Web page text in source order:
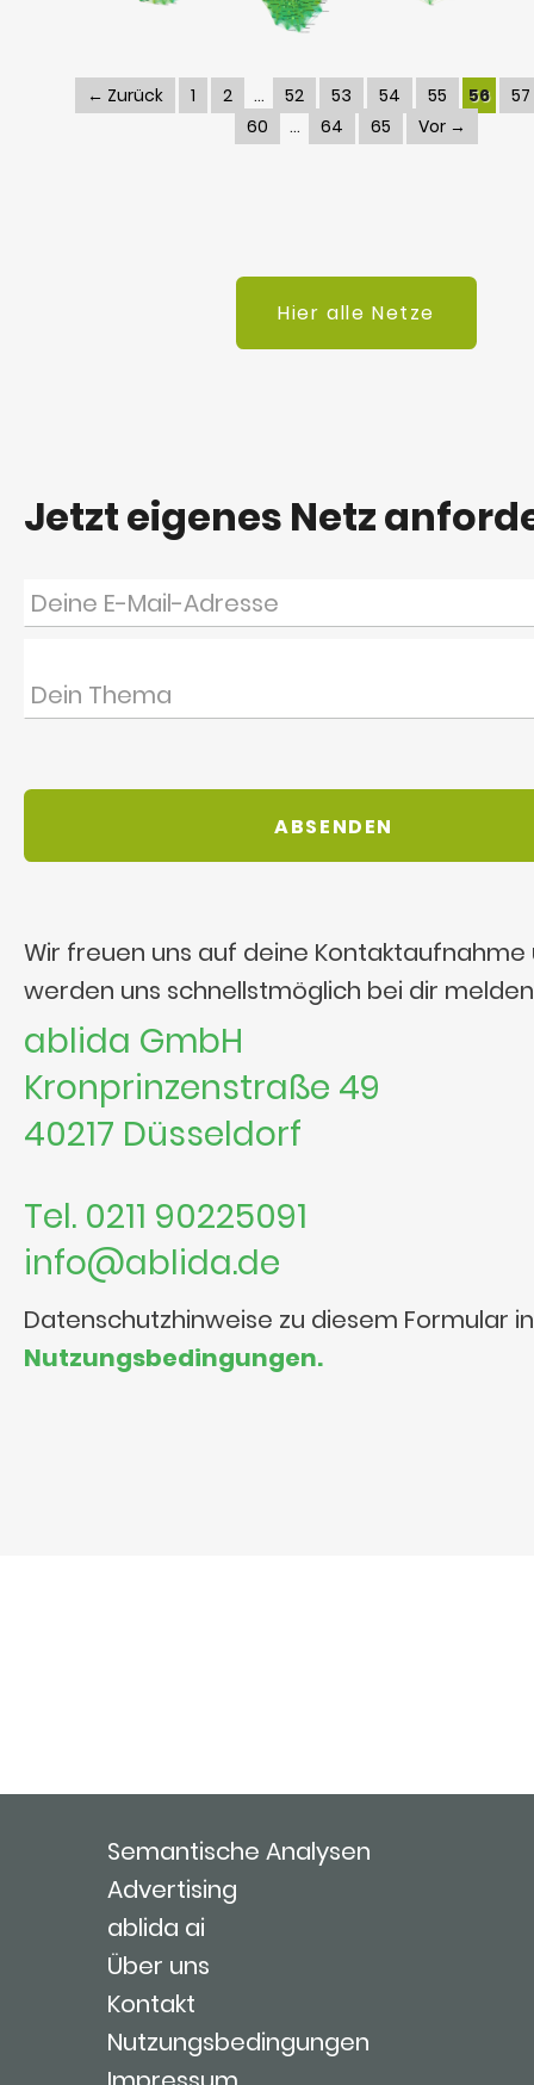
← Zurück 1 2 52 53 54 55 56
57
60
64 65 Vor →
Hier alle Netze
Jetzt eigenes Netz
Wir freuen uns auf deine Kontaktaufnahme
werden uns schnellstmöglich bei dir
ablida GmbH
Kronprinzenstraße 49
40217 Düsseldorf
Tel. 0211 90225091
info@ablida.de
Datenschutzhinweise zu diesem Formular
Nutzungsbedingungen.
Semantische Analysen
Advertising
ablida ai
Über uns
Kontakt
Nutzungsbedingungen